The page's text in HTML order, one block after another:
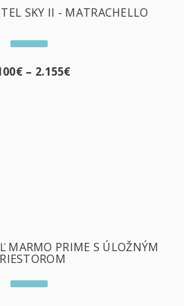
SKY II - MATRACHELLO
€ – 2.155€
MARMO PRIME S ÚLOŽNÝM